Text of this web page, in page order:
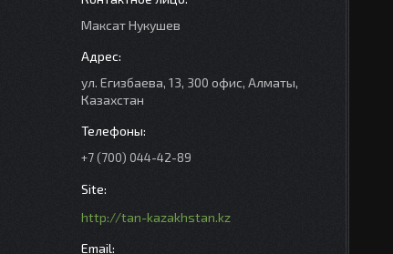
Максат Нукушев
ул. Егизбаева, 13, 300 офис, Алматы,
Казахстан
+7 (700) 044-42-89
http://tan-kazakhstan.kz